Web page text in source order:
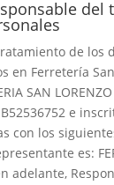
del
de los
en Ferretería San
SAN
e
con los
es:
adelante,